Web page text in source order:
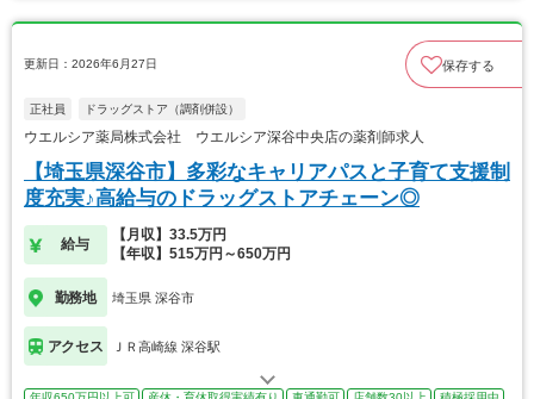
更新日：2026年6月27日 保存する
正社員 ドラッグストア（調剤併設）
ウエルシア薬局株式会社 ウエルシア深谷中央店の薬剤師求人
【埼玉県深谷市】多彩なキャリアパスと子育て支援制
度充実♪高給与のドラッグストアチェーン◎
給与
【月収】33.5万円
【年収】515万円～650万円
勤務地 埼玉県 深谷市
アクセス ＪＲ高崎線 深谷駅